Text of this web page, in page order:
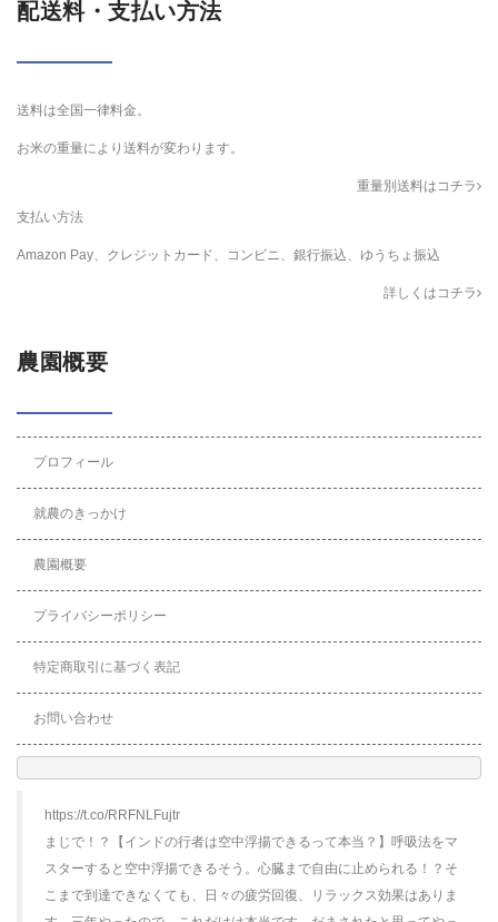
配送料・支払い方法
送料は全国一律料金。
お米の重量により送料が変わります。
重量別送料はコチラ
支払い方法
Amazon Pay、クレジットカード、コンビニ、銀行振込、ゆうちょ振込
詳しくはコチラ
農園概要
プロフィール
就農のきっかけ
農園概要
プライバシーポリシー
特定商取引に基づく表記
お問い合わせ
https://t.co/RRFNLFujtr
まじで！？【インドの行者は空中浮揚できるって本当？】呼吸法をマ
スターすると空中浮揚できるそう。心臓まで自由に止められる！？そ
こまで到達できなくても、日々の疲労回復、リラックス効果はありま